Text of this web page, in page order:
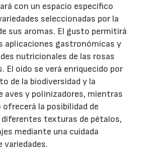
con un espacio específico
seleccionadas por la
sus aromas. El gusto permitirá
aplicaciones gastronómicas y
nutricionales de las rosas
El oído se verá enriquecido por
de la biodiversidad y la
aves y polinizadores, mientras
la posibilidad de
diferentes texturas de pétalos,
mediante una cuidada
variedades.